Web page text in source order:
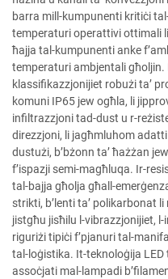
barra mill-kumpunenti kritiċi
temperaturi operattivi ottimali
ħajja tal-kumpunenti anke
temperaturi ambjentali
klassifikazzjonijiet robużi ta’
komuni IP65 jew ogħla, li
infiltrazzjoni tad-dust u r-
direzzjoni, li jagħmluhom
dustużi, b’bżonn ta’ ħażżan
f’ispazji semi-magħluqa. Ir-
tal-bajja għolja għall-
strikti, b’lenti ta’ polikarbonat
jistgħu jisħilu l-vibrazzjonijiet,
riguriżi tipiċi f’pjanuri tal-
tal-loġistika. It-teknoloġija LED
assoċjati mal-lampadi